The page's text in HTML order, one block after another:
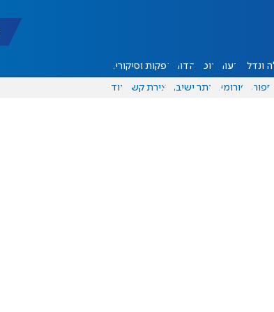
ונדל"ן דעות אוכל יהדות הפקות וסיקורים
ספורט פורומים אתר ישיבה יצירת קשר עוד